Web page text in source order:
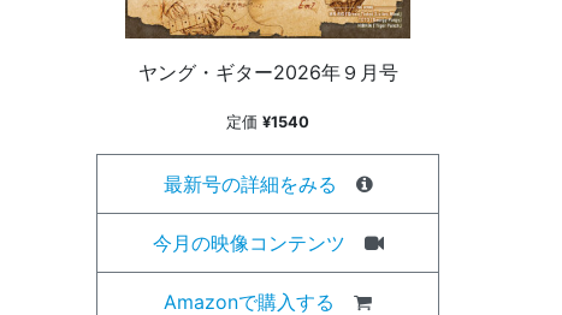
ヤング・ギター2026年９月号
定価 ¥1540
最新号の詳細をみる
今月の映像コンテンツ
Amazonで購入する